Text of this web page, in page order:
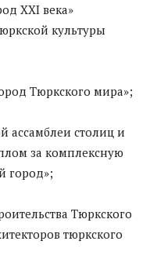
XXI века»
культуры
Тюркского мира»;
ассамблеи столиц и
за комплексную
город»;
Тюркского
тюркского